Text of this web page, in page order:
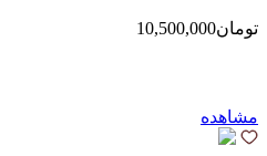
تومان10,500,000
مشاهده